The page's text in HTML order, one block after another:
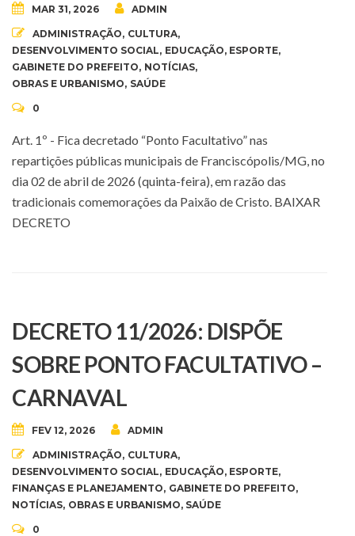
MAR 31, 2026 ADMIN
ADMINISTRAÇÃO, CULTURA,
DESENVOLVIMENTO SOCIAL, EDUCAÇÃO, ESPORTE,
GABINETE DO PREFEITO, NOTÍCIAS,
OBRAS E URBANISMO, SAÚDE
0
Art. 1º - Fica decretado “Ponto Facultativo” nas
repartições públicas municipais de Franciscópolis/MG, no
dia 02 de abril de 2026 (quinta-feira), em razão das
tradicionais comemorações da Paixão de Cristo. BAIXAR
DECRETO
DECRETO 11/2026: DISPÕE
SOBRE PONTO FACULTATIVO –
CARNAVAL
FEV 12, 2026 ADMIN
ADMINISTRAÇÃO, CULTURA,
DESENVOLVIMENTO SOCIAL, EDUCAÇÃO, ESPORTE,
FINANÇAS E PLANEJAMENTO, GABINETE DO PREFEITO,
NOTÍCIAS, OBRAS E URBANISMO, SAÚDE
0